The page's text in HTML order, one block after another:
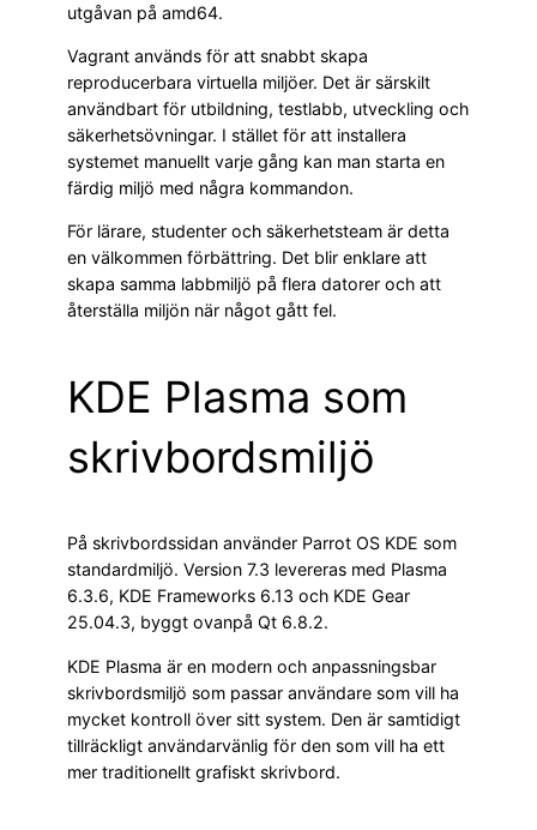
utgåvan på amd64.
Vagrant används för att snabbt skapa
reproducerbara virtuella miljöer. Det är särskilt
användbart för utbildning, testlabb, utveckling och
säkerhetsövningar. I stället för att installera
systemet manuellt varje gång kan man starta en
färdig miljö med några kommandon.
För lärare, studenter och säkerhetsteam är detta
en välkommen förbättring. Det blir enklare att
skapa samma labbmiljö på flera datorer och att
återställa miljön när något gått fel.
KDE Plasma som
skrivbordsmiljö
På skrivbordssidan använder Parrot OS KDE som
standardmiljö. Version 7.3 levereras med Plasma
6.3.6, KDE Frameworks 6.13 och KDE Gear
25.04.3, byggt ovanpå Qt 6.8.2.
KDE Plasma är en modern och anpassningsbar
skrivbordsmiljö som passar användare som vill ha
mycket kontroll över sitt system. Den är samtidigt
tillräckligt användarvänlig för den som vill ha ett
mer traditionellt grafiskt skrivbord.